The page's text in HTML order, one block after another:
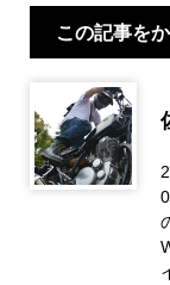
この記事を